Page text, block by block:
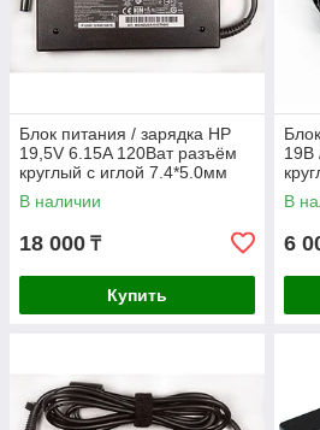
помогут точно подобрать нужный
HP.
Блок питания / зарядка HP
19,5V 6.15A 120Ват разъём
круглый с иглой 7.4*5.0мм
ORIGINAL
В наличии
18 000 ₸
Купить
19В
В
6